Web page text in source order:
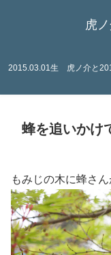
虎
2015.03.01生 虎ノ介と
蜂を追いかけ
もみじの木に蜂さ